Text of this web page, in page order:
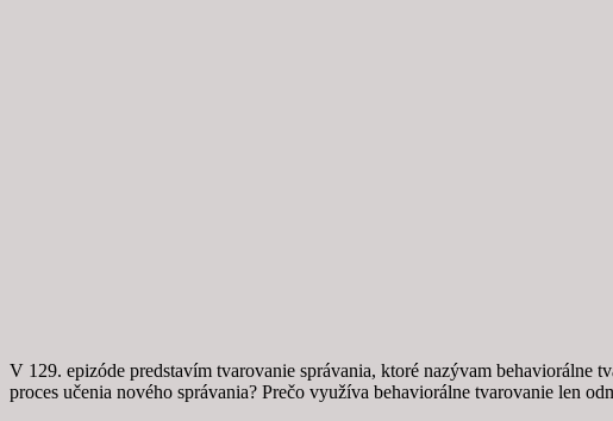
V 129. epizóde predstavím tvarovanie správania, ktoré nazývam behaviorálne
proces učenia nového správania? Prečo využíva behaviorálne tvarovanie len